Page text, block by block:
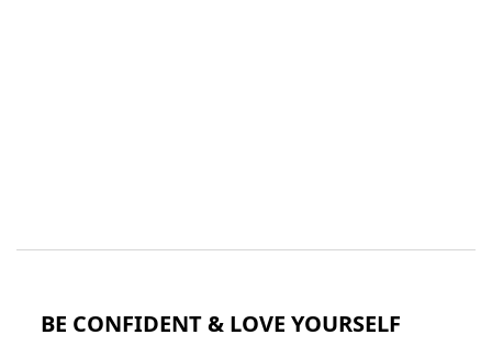
BE CONFIDENT & LOVE YOURSELF